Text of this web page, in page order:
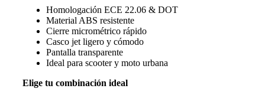
Homologación ECE 22.06 & DOT
Material ABS resistente
Cierre micrométrico rápido
Casco jet ligero y cómodo
Pantalla transparente
Ideal para scooter y moto urbana
Elige tu combinación ideal